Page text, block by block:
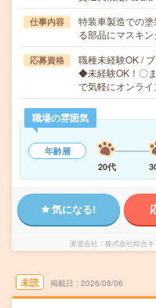
仕事内容
特装車製造での
る部品にマスキ
応募資格
職種未経験OK /
◆未経験OK！〇
で気軽にオンラ
職場の雰囲気
年齢層
20代
気になる!
派遣会社 株式会社綜合
未読 掲載日 2026/08/06